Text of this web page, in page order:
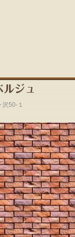
50-１